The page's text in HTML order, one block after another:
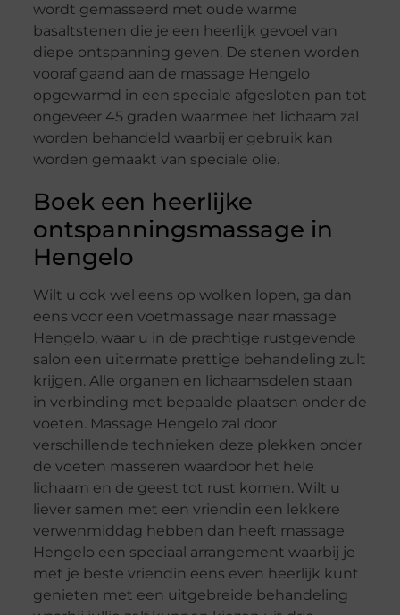
wordt gemasseerd met oude warme
basaltstenen die je een heerlijk gevoel van
diepe ontspanning geven. De stenen worden
vooraf gaand aan de massage Hengelo
opgewarmd in een speciale afgesloten pan tot
ongeveer 45 graden waarmee het lichaam zal
worden behandeld waarbij er gebruik kan
worden gemaakt van speciale olie.
Boek een heerlijke
ontspanningsmassage in
Hengelo
Wilt u ook wel eens op wolken lopen, ga dan
eens voor een voetmassage naar massage
Hengelo, waar u in de prachtige rustgevende
salon een uitermate prettige behandeling zult
krijgen. Alle organen en lichaamsdelen staan
in verbinding met bepaalde plaatsen onder de
voeten. Massage Hengelo zal door
verschillende technieken deze plekken onder
de voeten masseren waardoor het hele
lichaam en de geest tot rust komen. Wilt u
liever samen met een vriendin een lekkere
verwenmiddag hebben dan heeft massage
Hengelo een speciaal arrangement waarbij je
met je beste vriendin eens even heerlijk kunt
genieten met een uitgebreide behandeling